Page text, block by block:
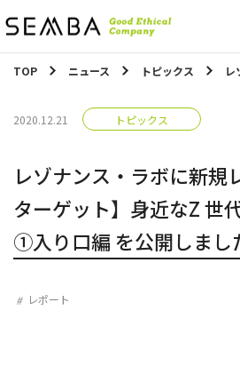
TOP ニュース トピックス レ
2020.12.21 トピックス
レゾナンス・ラボに新規
ターゲット】身近なZ 世
①入り口編 を公開しまし
レポート